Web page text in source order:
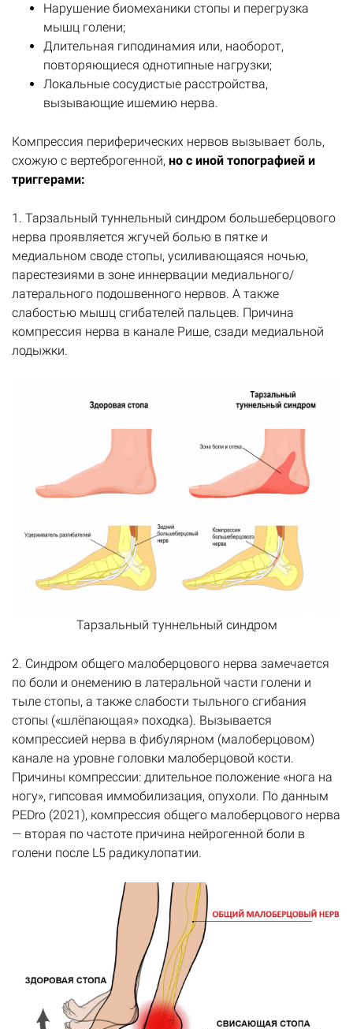
Нарушение биомеханики стопы и перегрузка
мышц голени;
Длительная гиподинамия или, наоборот,
повторяющиеся однотипные нагрузки;
Локальные сосудистые расстройства,
вызывающие ишемию нерва.
Компрессия периферических нервов вызывает боль,
схожую с вертеброгенной, но с иной топографией и
триггерами:
1. Тарзальный туннельный синдром большеберцового
нерва проявляется жгучей болью в пятке и
медиальном своде стопы, усиливающаяся ночью,
парестезиями в зоне иннервации медиального/
латерального подошвенного нервов. А также
слабостью мышц сгибателей пальцев. Причина
компрессия нерва в канале Рише, сзади медиальной
лодыжки.
Тарзальный туннельный синдром
2. Синдром общего малоберцового нерва замечается
по боли и онемению в латеральной части голени и
тыле стопы, а также слабости тыльного сгибания
стопы («шлёпающая» походка). Вызывается
компрессией нерва в фибулярном (малоберцовом)
канале на уровне головки малоберцовой кости.
Причины компрессии: длительное положение «нога на
ногу», гипсовая иммобилизация, опухоли. По данным
PEDro (2021), компрессия общего малоберцового нерва
— вторая по частоте причина нейрогенной боли в
голени после L5 радикулопатии.